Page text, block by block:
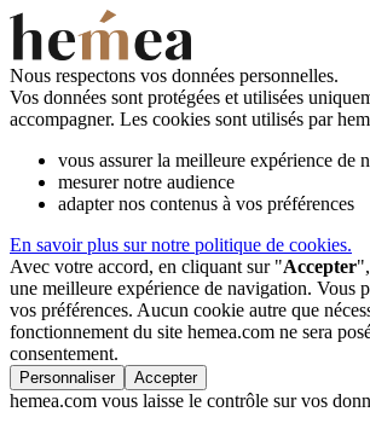
Nous respectons vos données personnelles.
Vos données sont protégées et utilisées
accompagner. Les cookies sont utilisés par
vous assurer la meilleure expérience de
mesurer notre audience
adapter nos contenus à vos préférences
En savoir plus sur notre politique de cookies.
Avec votre accord, en cliquant sur "Accepter
une meilleure expérience de navigation. Vous
vos préférences. Aucun cookie autre que
fonctionnement du site hemea.com ne sera
consentement.
Personnaliser Accepter
hemea.com vous laisse le contrôle sur vos